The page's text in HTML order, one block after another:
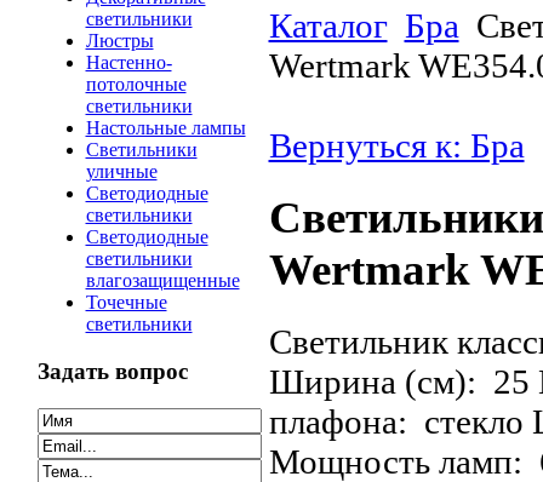
светильники
Люстры
Настенно-
потолочные
светильники
Настольные лампы
Светильники
уличные
Светодиодные
светильники
Светодиодные
светильники
влагозащищенные
Точечные
светильники
Задать вопрос
Каталог Бра
Wertmark
Вернуться к: Бра
Wertmark
Светильник
Ширина (см): 25
плафона:
Мощность ламп: